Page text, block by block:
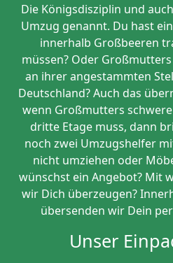
Die Königsdisziplin und
Umzug genannt. Du hast
innerhalb Großbeeren
müssen? Oder
an ihrer angestammten
Deutschland? Auch das
wenn Großmutters
dritte Etage muss, dann
noch zwei Umzugshelfer
nicht umziehen oder
wünschst ein Angebot? Mit
wir Dich überzeugen?
übersenden wir Dein
Unser